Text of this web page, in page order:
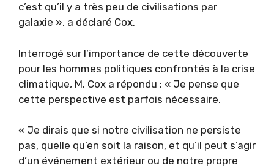
c’est qu’il y a très peu de civilisations par
galaxie », a déclaré Cox.
Interrogé sur l’importance de cette découverte
pour les hommes politiques confrontés à la crise
climatique, M. Cox a répondu : « Je pense que
cette perspective est parfois nécessaire.
« Je dirais que si notre civilisation ne persiste
pas, quelle qu’en soit la raison, et qu’il peut s’agir
d’un événement extérieur ou de notre propre